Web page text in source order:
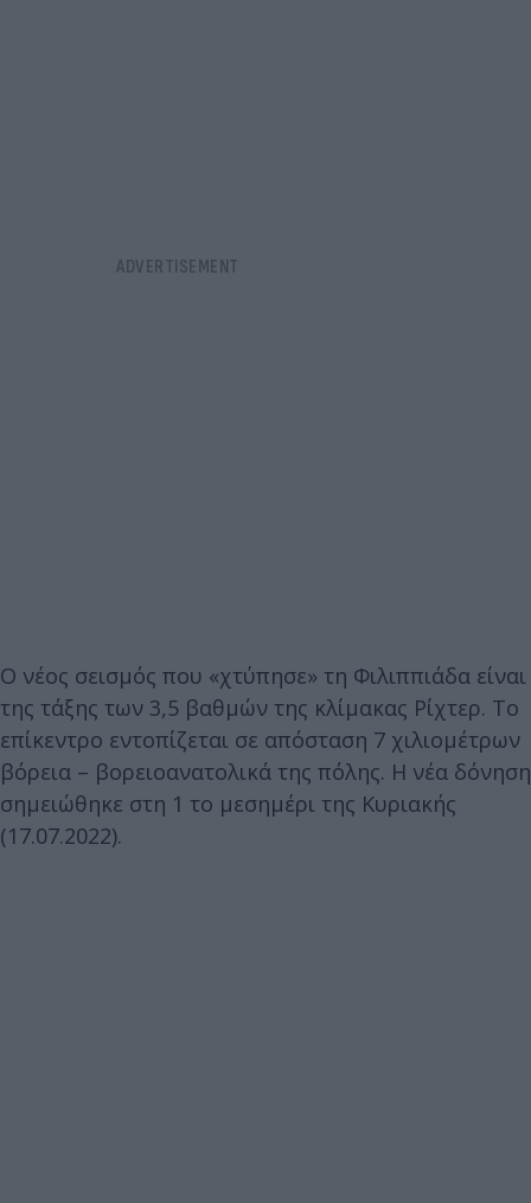
Ο νέος σεισμός που «χτύπησε» τη Φιλιππιάδα είναι
της τάξης των 3,5 βαθμών της κλίμακας Ρίχτερ. Το
επίκεντρο εντοπίζεται σε απόσταση 7 χιλιομέτρων
βόρεια – βορειοανατολικά της πόλης. H νέα δόνηση
σημειώθηκε στη 1 το μεσημέρι της Κυριακής
(17.07.2022).